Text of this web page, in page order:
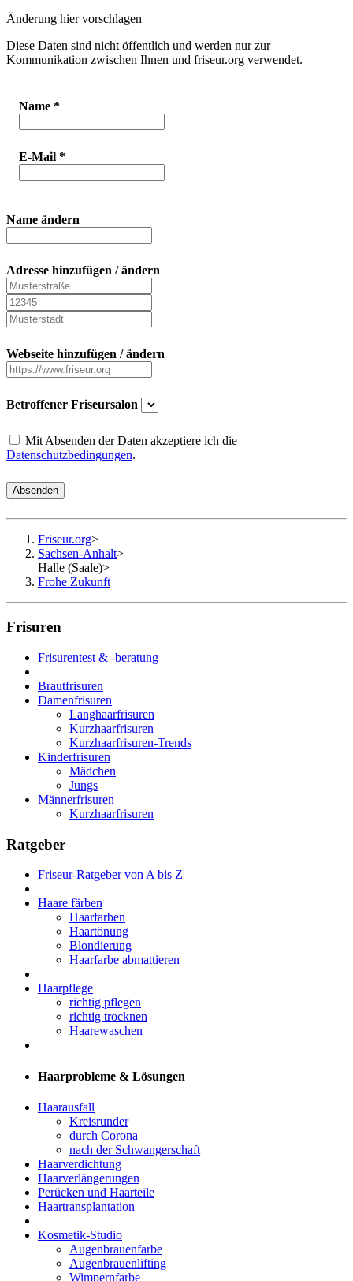
Änderung hier vorschlagen
Diese Daten sind nicht öffentlich und werden nur zur
Kommunikation zwischen Ihnen und friseur.org verwendet.
Name *
E-Mail *
Name ändern
Adresse hinzufügen / ändern
Webseite hinzufügen / ändern
Betroffener Friseursalon
Mit Absenden der Daten akzeptiere ich die
Datenschutzbedingungen.
Absenden
Friseur.org>
Sachsen-Anhalt>
Halle (Saale)>
Frohe Zukunft
Frisuren
Frisurentest & -beratung
Brautfrisuren
Damenfrisuren
Langhaarfrisuren
Kurzhaarfrisuren
Kurzhaarfrisuren-Trends
Kinderfrisuren
Mädchen
Jungs
Männerfrisuren
Kurzhaarfrisuren
Ratgeber
Friseur-Ratgeber von A bis Z
Haare färben
Haarfarben
Haartönung
Blondierung
Haarfarbe abmattieren
Haarpflege
richtig pflegen
richtig trocknen
Haarewaschen
Haarprobleme & Lösungen
Haarausfall
Kreisrunder
durch Corona
nach der Schwangerschaft
Haarverdichtung
Haarverlängerungen
Perücken und Haarteile
Haartransplantation
Kosmetik-Studio
Augenbrauenfarbe
Augenbrauenlifting
Wimpernfarbe